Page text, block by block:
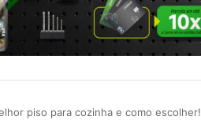
piso para cozinha e como escolher!